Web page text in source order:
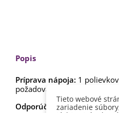
Eukalyptus Baby Blue -
Blahovičník -
4,08 €
Popis
Príprava nápoja: 1
požadovanej chuti a
Odporúčané dávkovanie:
Tieto webové
zariadenie